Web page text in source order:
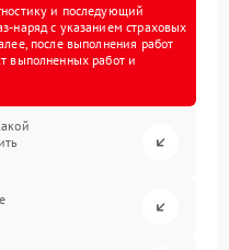
и последующий
наряд с указанием страховых
после выполнения работ
выполненных работ и